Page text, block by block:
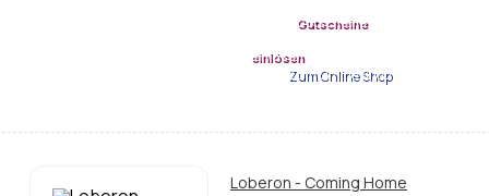
Gutscheine
einlösen
Zum Online Shop
Loberon - Coming Home